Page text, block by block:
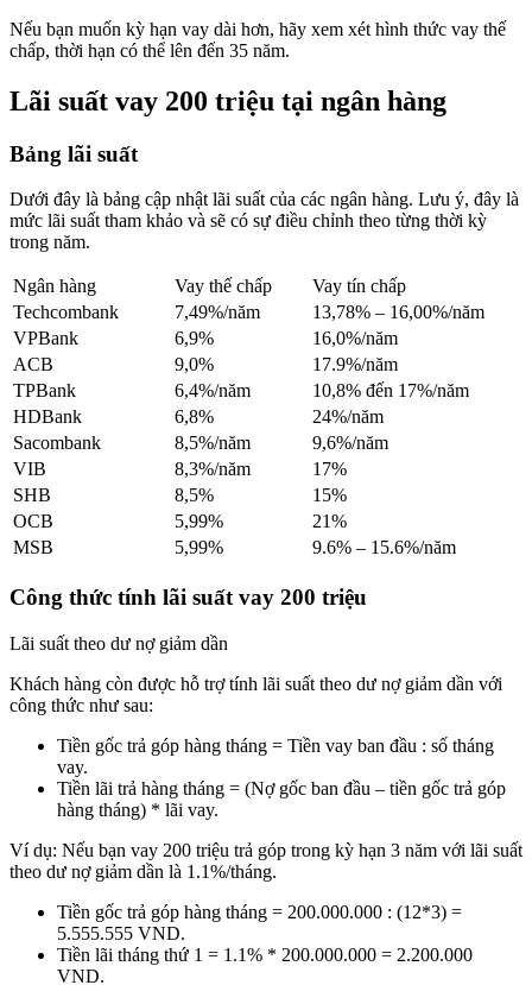
Nếu bạn muốn kỳ hạn vay dài hơn, hãy xem xét hình thức vay thế
chấp, thời hạn có thể lên đến 35 năm.
Lãi suất vay 200 triệu tại ngân hàng
Bảng lãi suất
Dưới đây là bảng cập nhật lãi suất của các ngân hàng. Lưu ý, đây là
mức lãi suất tham khảo và sẽ có sự điều chỉnh theo từng thời kỳ
trong năm.
Ngân hàng Vay thế chấp
Vay tín chấp
Techcombank
7,49%/năm
13,78% – 16,00%/năm
VPBank
6,9%
16,0%/năm
ACB
9,0%
17.9%/năm
TPBank
6,4%/năm
10,8% đến 17%/năm
HDBank
6,8%
24%/năm
Sacombank
8,5%/năm
9,6%/năm
VIB
8,3%/năm
17%
SHB
8,5%
15%
OCB
5,99%
21%
MSB
5,99% 9.6% – 15.6%/năm
Công thức tính lãi suất vay 200 triệu
Lãi suất theo dư nợ giảm dần
Khách hàng còn được hỗ trợ tính lãi suất theo dư nợ giảm dần với
công thức như sau:
Tiền gốc trả góp hàng tháng = Tiền vay ban đầu : số tháng
vay.
Tiền lãi trả hàng tháng = (Nợ gốc ban đầu – tiền gốc trả góp
hàng tháng) * lãi vay.
Ví dụ: Nếu bạn vay 200 triệu trả góp trong kỳ hạn 3 năm với lãi suất
theo dư nợ giảm dần là 1.1%/tháng.
Tiền gốc trả góp hàng tháng = 200.000.000 : (12*3) =
5.555.555 VND.
Tiền lãi tháng thứ 1 = 1.1% * 200.000.000 = 2.200.000
VND.